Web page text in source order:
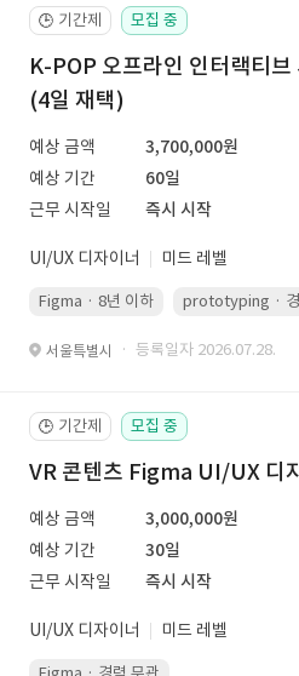
🕒 기간제 모집 중
K-POP 오프라인 인터랙티
(4일 재택)
예상 금액
3,700,000원
예상 기간
60일
근무 시작일
즉시 시작
UI/UX 디자이너 미드 레벨
Figma · 8년 이하 prototyping · 경
서울특별시 · 등록일자 2026.07.28.
🕒 기간제 모집 중
VR 콘텐츠 Figma UI/UX 디
예상 금액
3,000,000원
예상 기간
30일
근무 시작일
즉시 시작
UI/UX 디자이너 미드 레벨